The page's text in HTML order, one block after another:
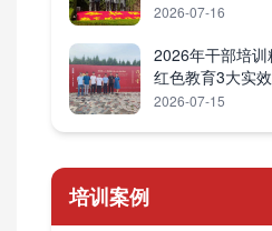
2026-07-16
2026年干部培
红色教育3大实
2026-07-15
培训案例